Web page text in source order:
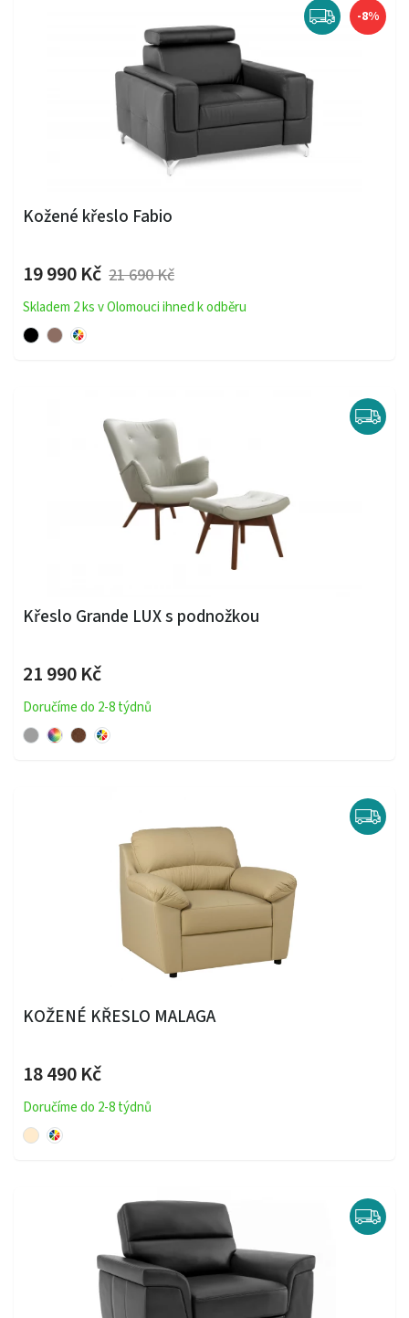
-8%
Kožené křeslo Fabio
19 990 Kč 21 690 Kč
Skladem 2 ks v Olomouci ihned k odběru
Křeslo Grande LUX s podnožkou
21 990 Kč
Doručíme do 2-8 týdnů
KOŽENÉ KŘESLO MALAGA
18 490 Kč
Doručíme do 2-8 týdnů